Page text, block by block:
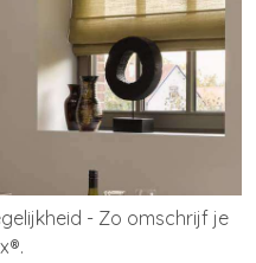
- Zo omschrijf je